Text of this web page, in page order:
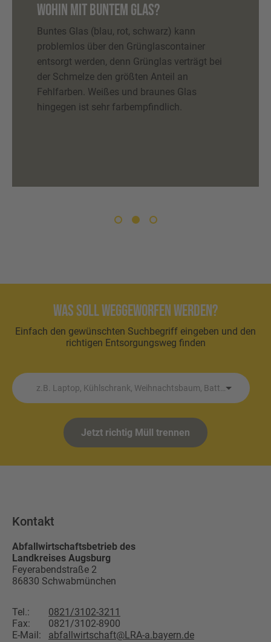
WOHIN MIT BUNTEM GLAS?
Buntes Glas (blau, rot, schwarz) kann
problemlos über den Grünglascontainer
entsorgt werden, denn Grünglas verträgt bei
der Schmelze den größten Anteil an
Fehlfarben. Weißes und braunes Glas
hingegen ist sehr farbempfindlich.
Was soll weggeworfen werden?
Einfach den gewünschten Suchbegriff eingeben und den
richtigen Entsorgungsweg finden
z.B. Laptop, Kühlschrank, Weihnachtsbaum, Batterie etc.
Jetzt richtig Müll trennen
Kontakt
Abfallwirtschaftsbetrieb des
Landkreises Augsburg
Feyerabendstraße 2
86830 Schwabmünchen
Tel.:
0821/3102-3211
Fax:
0821/3102-8900
E-Mail:
abfallwirtschaft@LRA-a.bayern.de